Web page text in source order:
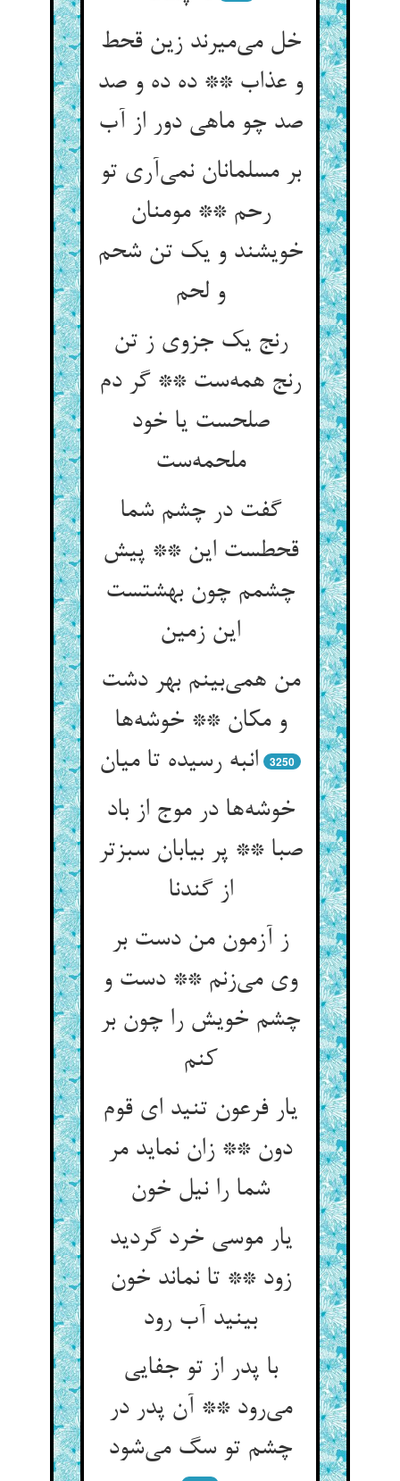
خل می‌میرند زین قحط
و عذاب ** ده ده و صد
صد چو ماهی دور از آب
بر مسلمانان نمی‌آری تو
رحم ** مومنان
خویشند و یک تن شحم
و لحم
رنج یک جزوی ز تن
رنج همه‌ست ** گر دم
صلحست یا خود
ملحمه‌ست
گفت در چشم شما
قحطست این ** پیش
چشمم چون بهشتست
این زمین
من همی‌بینم بهر دشت
و مکان ** خوشه‌ها
انبه رسیده تا میان
3250
خوشه‌ها در موج از باد
صبا ** پر بیابان سبزتر
از گندنا
ز آزمون من دست بر
وی می‌زنم ** دست و
چشم خویش را چون بر
کنم
یار فرعون تنید ای قوم
دون ** زان نماید مر
شما را نیل خون
یار موسی خرد گردید
زود ** تا نماند خون
بینید آب رود
با پدر از تو جفایی
می‌رود ** آن پدر در
چشم تو سگ می‌شود